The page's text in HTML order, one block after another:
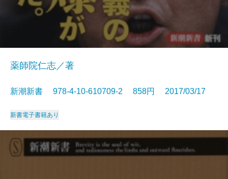
薬師院仁志／著
新潮新書 978-4-10-610709-2 858円 2017/03/17
新書電子書籍あり